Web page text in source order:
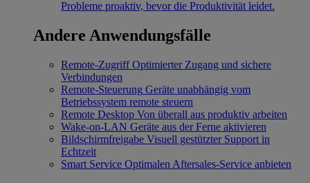
Probleme proaktiv, bevor die Produktivität leidet.
Andere Anwendungsfälle
Remote-Zugriff Optimierter Zugang und sichere
Verbindungen
Remote-Steuerung Geräte unabhängig vom
Betriebssystem remote steuern
Remote Desktop Von überall aus produktiv arbeiten
Wake-on-LAN Geräte aus der Ferne aktivieren
Bildschirmfreigabe Visuell gestützter Support in
Echtzeit
Smart Service Optimalen Aftersales-Service anbieten